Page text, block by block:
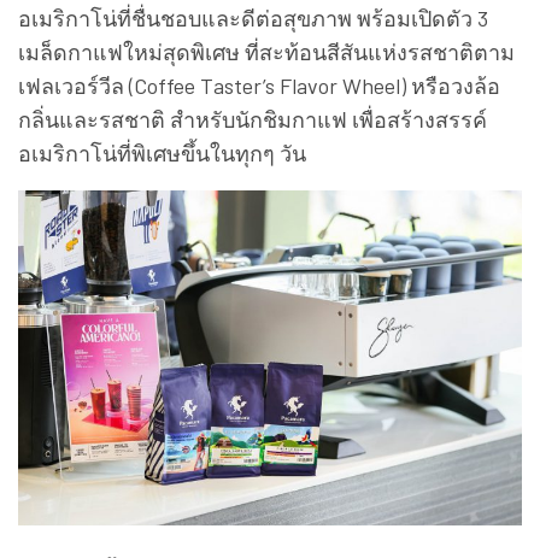
อเมริกาโน่ที่ชื่นชอบและดีต่อสุขภาพ พร้อมเปิดตัว 3
เมล็ดกาแฟใหม่สุดพิเศษ ที่สะท้อนสีสันแห่งรสชาติตาม
เฟลเวอร์วีล (Coffee Taster’s Flavor Wheel) หรือวงล้อ
กลิ่นและรสชาติ สำหรับนักชิมกาแฟ เพื่อสร้างสรรค์
อเมริกาโน่ที่พิเศษขึ้นในทุกๆ วัน